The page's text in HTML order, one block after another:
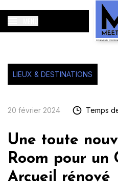
LIEUX & DESTINATIONS
20 février 2024 Temps
Une toute
Room pour un
Arcueil rénové